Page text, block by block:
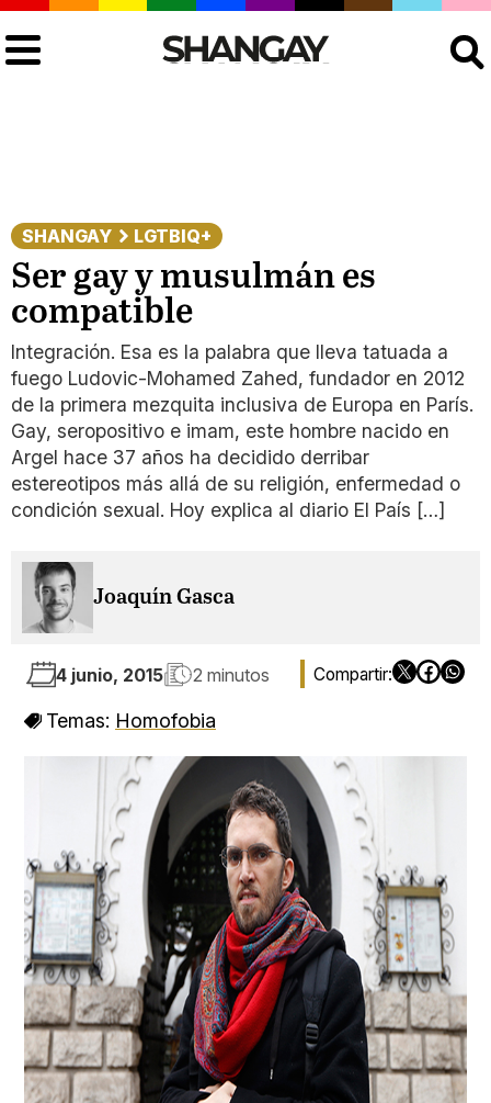
SHANGAY LGTBIQ+
Ser gay y musulmán es
compatible
Integración. Esa es la palabra que lleva tatuada a
fuego Ludovic-Mohamed Zahed, fundador en 2012
de la primera mezquita inclusiva de Europa en París.
Gay, seropositivo e imam, este hombre nacido en
Argel hace 37 años ha decidido derribar
estereotipos más allá de su religión, enfermedad o
condición sexual. Hoy explica al diario El País […]
Joaquín Gasca
4 junio, 2015 2 minutos
Temas: Homofobia